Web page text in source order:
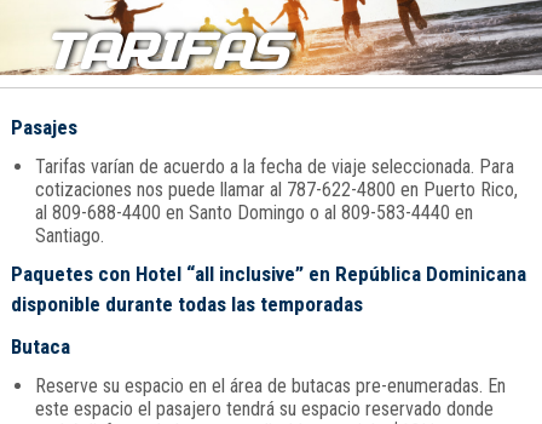
TARIFAS
Pasajes
Tarifas varían de acuerdo a la fecha de viaje seleccionada. Para
cotizaciones nos puede llamar al 787-622-4800 en Puerto Rico,
al 809-688-4400 en Santo Domingo o al 809-583-4440 en
Santiago.
Paquetes con Hotel “all inclusive” en República Dominicana
disponible durante todas las temporadas
Butaca
Reserve su espacio en el área de butacas pre-enumeradas. En
este espacio el pasajero tendrá su espacio reservado donde